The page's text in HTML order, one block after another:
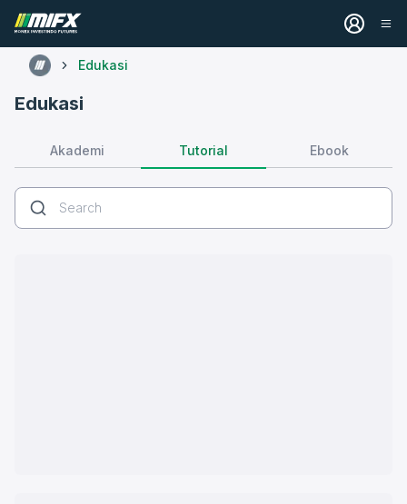
Edukasi
Edukasi
Akademi Tutorial Ebook